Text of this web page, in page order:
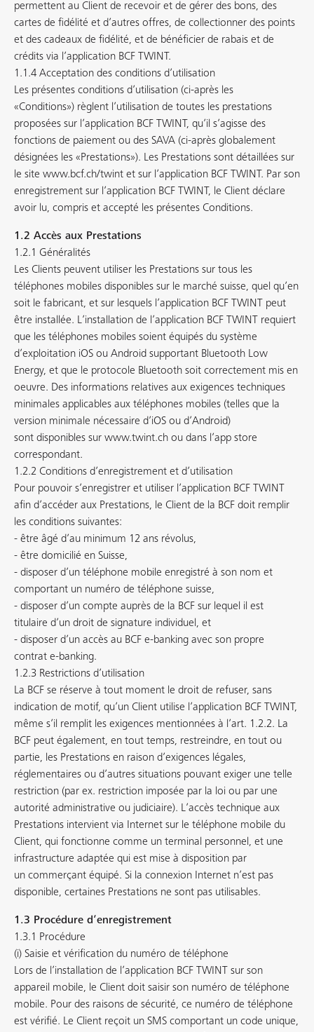
permettent au Client de recevoir et de gérer des bons, des
cartes de fidélité et d’autres offres, de collectionner des points
et des cadeaux de fidélité, et de bénéficier de rabais et de
crédits via l’application BCF TWINT.
1.1.4 Acceptation des conditions d’utilisation
Les présentes conditions d’utilisation (ci-après les
«Conditions») règlent l’utilisation de toutes les prestations
proposées sur l’application BCF TWINT, qu’il s’agisse des
fonctions de paiement ou des SAVA (ci-après globalement
désignées les «Prestations»). Les Prestations sont détaillées sur
le site www.bcf.ch/twint et sur l’application BCF TWINT. Par son
enregistrement sur l’application BCF TWINT, le Client déclare
avoir lu, compris et accepté les présentes Conditions.
1.2 Accès aux Prestations
1.2.1 Généralités
Les Clients peuvent utiliser les Prestations sur tous les
téléphones mobiles disponibles sur le marché suisse, quel qu’en
soit le fabricant, et sur lesquels l’application BCF TWINT peut
être installée. L’installation de l’application BCF TWINT requiert
que les téléphones mobiles soient équipés du système
d’exploitation iOS ou Android supportant Bluetooth Low
Energy, et que le protocole Bluetooth soit correctement mis en
oeuvre. Des informations relatives aux exigences techniques
minimales applicables aux téléphones mobiles (telles que la
version minimale nécessaire d’iOS ou d’Android)
sont disponibles sur www.twint.ch ou dans l’app store
correspondant.
1.2.2 Conditions d’enregistrement et d’utilisation
Pour pouvoir s’enregistrer et utiliser l’application BCF TWINT
afin d’accéder aux Prestations, le Client de la BCF doit remplir
les conditions suivantes:
- être âgé d’au minimum 12 ans révolus,
- être domicilié en Suisse,
- disposer d’un téléphone mobile enregistré à son nom et
comportant un numéro de téléphone suisse,
- disposer d’un compte auprès de la BCF sur lequel il est
titulaire d’un droit de signature individuel, et
- disposer d’un accès au BCF e-banking avec son propre
contrat e-banking.
1.2.3 Restrictions d’utilisation
La BCF se réserve à tout moment le droit de refuser, sans
indication de motif, qu’un Client utilise l’application BCF TWINT,
même s’il remplit les exigences mentionnées à l’art. 1.2.2. La
BCF peut également, en tout temps, restreindre, en tout ou
partie, les Prestations en raison d’exigences légales,
réglementaires ou d’autres situations pouvant exiger une telle
restriction (par ex. restriction imposée par la loi ou par une
autorité administrative ou judiciaire). L’accès technique aux
Prestations intervient via Internet sur le téléphone mobile du
Client, qui fonctionne comme un terminal personnel, et une
infrastructure adaptée qui est mise à disposition par
un commerçant équipé. Si la connexion Internet n’est pas
disponible, certaines Prestations ne sont pas utilisables.
1.3 Procédure d’enregistrement
1.3.1 Procédure
(i) Saisie et vérification du numéro de téléphone
Lors de l’installation de l’application BCF TWINT sur son
appareil mobile, le Client doit saisir son numéro de téléphone
mobile. Pour des raisons de sécurité, ce numéro de téléphone
est vérifié. Le Client reçoit un SMS comportant un code unique,